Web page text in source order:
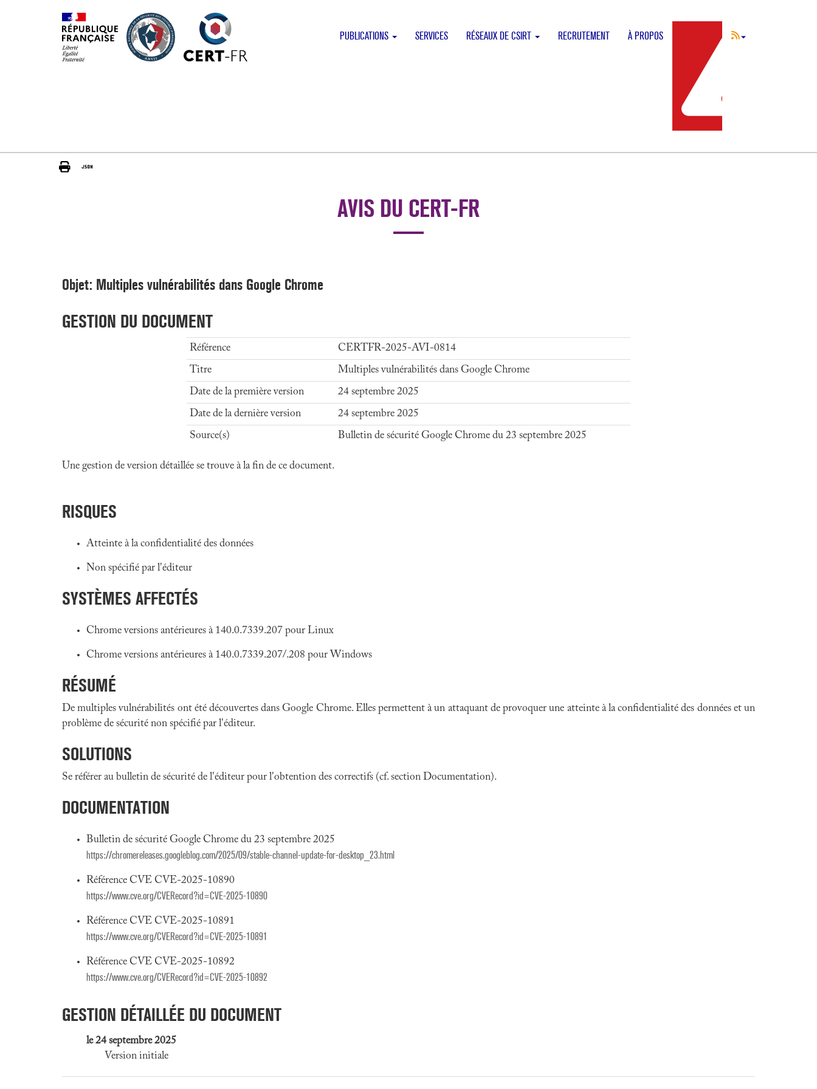
PUBLICATIONS SERVICES RÉSEAUX DE CSIRT RECRUTEMENT À PROPOS
AVIS DU CERT-FR
Objet: Multiples vulnérabilités dans Google Chrome
GESTION DU DOCUMENT
Référence
CERTFR-2025-AVI-0814
Titre
Multiples vulnérabilités dans Google Chrome
Date de la première version
24 septembre 2025
Date de la dernière version
24 septembre 2025
Source(s)
Bulletin de sécurité Google Chrome du 23 septembre 2025
Une gestion de version détaillée se trouve à la fin de ce document.
RISQUES
Atteinte à la confidentialité des données
Non spécifié par l'éditeur
SYSTÈMES AFFECTÉS
Chrome versions antérieures à 140.0.7339.207 pour Linux
Chrome versions antérieures à 140.0.7339.207/.208 pour Windows
RÉSUMÉ
De multiples vulnérabilités ont été découvertes dans Google Chrome. Elles permettent à un attaquant de provoquer une atteinte à la confidentialité des données et un
problème de sécurité non spécifié par l'éditeur.
SOLUTIONS
Se référer au bulletin de sécurité de l'éditeur pour l'obtention des correctifs (cf. section Documentation).
DOCUMENTATION
Bulletin de sécurité Google Chrome du 23 septembre 2025
https://chromereleases.googleblog.com/2025/09/stable-channel-update-for-desktop_23.html
Référence CVE CVE-2025-10890
https://www.cve.org/CVERecord?id=CVE-2025-10890
Référence CVE CVE-2025-10891
https://www.cve.org/CVERecord?id=CVE-2025-10891
Référence CVE CVE-2025-10892
https://www.cve.org/CVERecord?id=CVE-2025-10892
GESTION DÉTAILLÉE DU DOCUMENT
le 24 septembre 2025
Version initiale